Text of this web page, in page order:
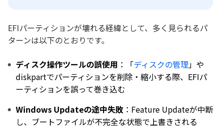
EFIパーティションが壊れる経緯として、多く見られるパ
ターンは以下のとおりです。
ディスク操作ツールの誤使用 ：「ディスクの管理」や
diskpartでパーティションを削除・縮小する際、EFIパ
ーティションを誤って巻き込む
Windows Updateの途中失敗 ：Feature Updateが中断
し、ブートファイルが不完全な状態で上書きされる